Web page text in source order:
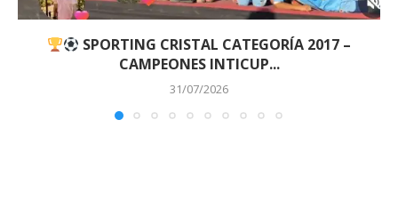
SPORTING CRISTAL CATEGORÍA 2017 –
CAMPEONES INTICUP...
31/07/2026